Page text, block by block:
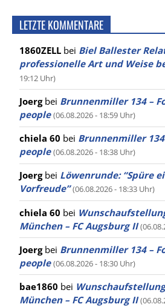
LETZTE KOMMENTARE
1860ZELL bei Biel Ballester
professionelle Art und Weise
19:12 Uhr)
Joergbei Brunnenmiller 134 –
people (06.08.2026 - 18:59 Uhr)
chiela 60 bei Brunnenmiller
people (06.08.2026 - 18:38 Uhr)
Joergbei Löwenrunde: “Spüre
Vorfreude” (06.08.2026 - 18:33 Uhr)
chiela 60 bei
München – FC Augsburg II
Joergbei Brunnenmiller 134 –
people (06.08.2026 - 18:30 Uhr)
bae1860 bei
München – FC Augsburg II